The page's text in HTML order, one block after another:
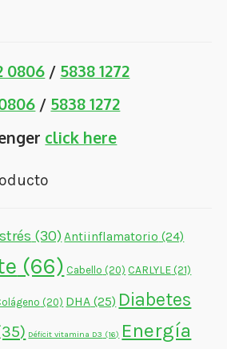
0806 / 5838 1272
/ 5838 1272
click here
(30)Antiinflamatorio (24)
(66) Cabello (20) CARLYLE(21)
(20) DHA (25) Diabetes
Déficit vitamina D3 (16) Energía